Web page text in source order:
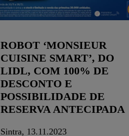
ROBOT ‘MONSIEUR
CUISINE SMART’, DO
LIDL, COM 100% DE
DESCONTO E
POSSIBILIDADE DE
RESERVA ANTECIPADA
Sintra, 13.11.2023